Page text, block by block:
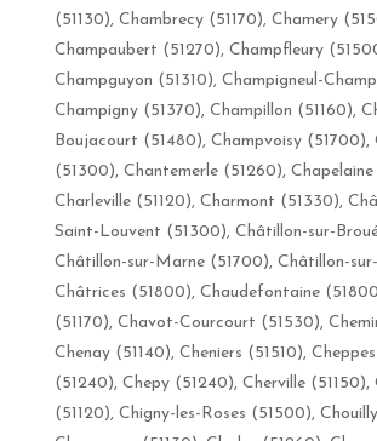
(51130), Chambrecy (51170), Chamery
Champaubert (51270), Champfleury
Champguyon (51310), Champigneul-
Champigny (51370), Champillon (51160),
Boujacourt (51480), Champvoisy (51700),
(51300), Chantemerle (51260),
Charleville (51120), Charmont (51330),
Saint-Louvent (51300), Châtillon-sur-
Châtillon-sur-Marne (51700), Châtillon-
Châtrices (51800), Chaudefontaine
(51170), Chavot-Courcourt (51530),
Chenay (51140), Cheniers (51510),
(51240), Chepy (51240), Cherville (51150),
(51120), Chigny-les-Roses (51500),